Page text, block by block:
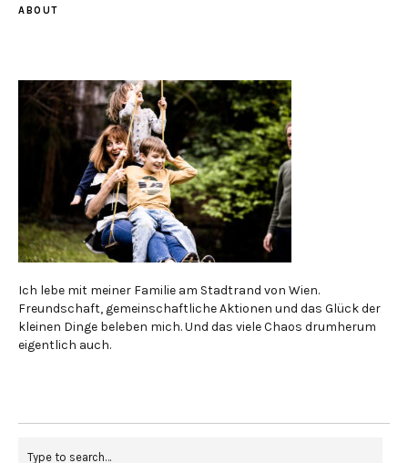
ABOUT
Ich lebe mit meiner Familie am Stadtrand von Wien.
Freundschaft, gemeinschaftliche Aktionen und das Glück der
kleinen Dinge beleben mich. Und das viele Chaos drumherum
eigentlich auch.